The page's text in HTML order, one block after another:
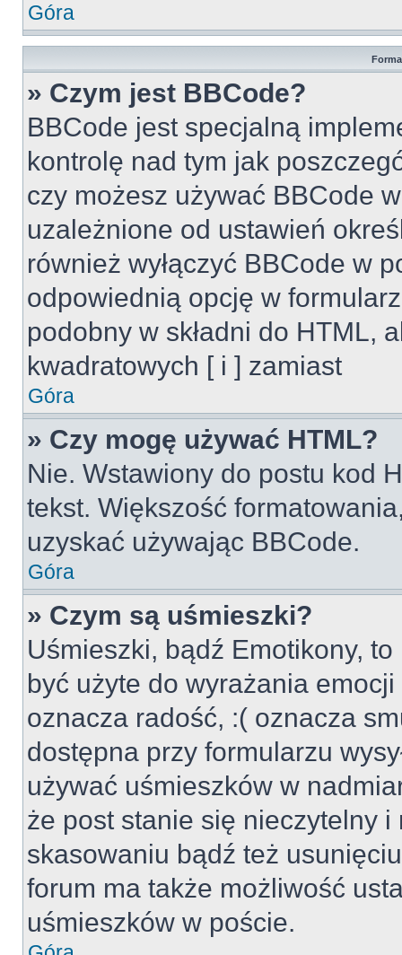
Góra
» Czym jest BBCode?
BBCode jest specjalną
kontrolę nad tym jak
czy możesz używać BBCode
uzależnione od ustawień
również wyłączyć BBCode w
odpowiednią opcję w
podobny w składni do HTML,
kwadratowych [ i ] zamiast
Góra
» Czy mogę używać HTML?
Nie. Wstawiony do postu kod
tekst. Większość
uzyskać używając BBCode.
Góra
» Czym są uśmieszki?
Uśmieszki, bądź Emotikony,
być użyte do wyrażania
oznacza radość, :( oznacza
dostępna przy formularzu
używać uśmieszków w
że post stanie się nieczytelny
skasowaniu bądź też
forum ma także możliwość
uśmieszków w poście.